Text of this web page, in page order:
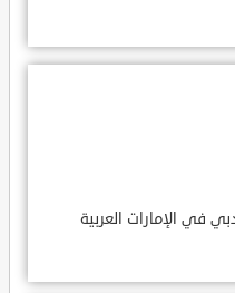
في الإمارات العربية